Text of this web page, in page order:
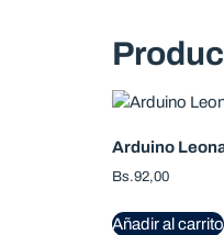
Arduino
Bs.92,00
Añadir al carrito